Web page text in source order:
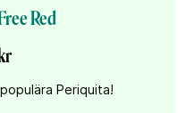
Red
Periquita!